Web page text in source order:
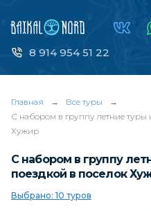
8 914 954 51 22
Главная → Все туры
→
С набором в группу летние туры
Хужир
С набором в группу
поездкой в поселок
Выбрано: 10 туров